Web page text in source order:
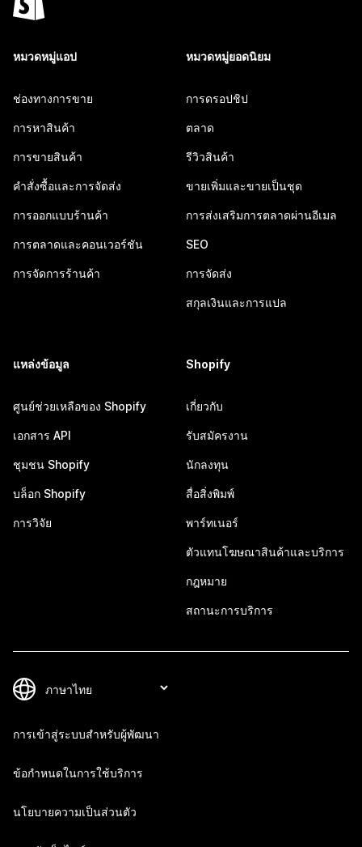
หมวดหมู่แอป
ช่องทางการขาย
การหาสินค้า
การขายสินค้า
คำสั่งซื้อและการจัดส่ง
การออกแบบร้านค้า
การตลาดและคอนเวอร์ชัน
การจัดการร้านค้า
หมวดหมู่ยอดนิยม
การดรอปชิป
ตลาด
รีวิวสินค้า
ขายเพิ่มและขายเป็นชุด
การส่งเสริมการตลาดผ่านอีเมล
SEO
การจัดส่ง
สกุลเงินและการแปล
แหล่งข้อมูล
ศูนย์ช่วยเหลือของ Shopify
เอกสาร API
ชุมชน Shopify
บล็อก Shopify
การวิจัย
Shopify
เกี่ยวกับ
รับสมัครงาน
นักลงทุน
สื่อสิ่งพิมพ์
พาร์ทเนอร์
ตัวแทนโฆษณาสินค้าและบริการ
กฎหมาย
สถานะการบริการ
การเข้าสู่ระบบสำหรับผู้พัฒนา
ข้อกำหนดในการใช้บริการ
นโยบายความเป็นส่วนตัว